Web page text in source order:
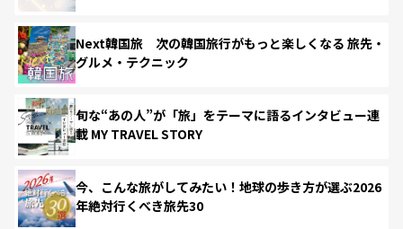
Next韓国旅 次の韓国旅行がもっと楽しくなる 旅先・
グルメ・テクニック
旬な“あの人”が「旅」をテーマに語るインタビュー連
載 MY TRAVEL STORY
今、こんな旅がしてみたい！地球の歩き方が選ぶ2026
年絶対行くべき旅先30